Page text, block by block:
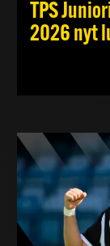
TPS
2026 nyt